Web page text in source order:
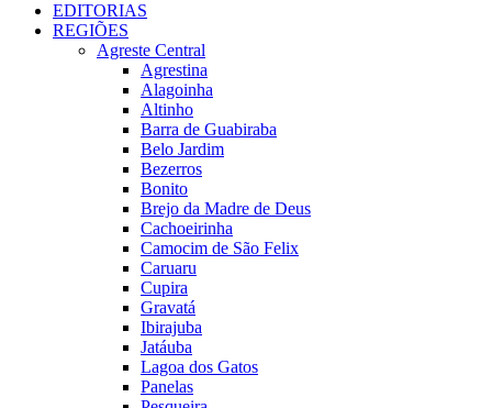
EDITORIAS
REGIÕES
Agreste Central
Agrestina
Alagoinha
Altinho
Barra de Guabiraba
Belo Jardim
Bezerros
Bonito
Brejo da Madre de Deus
Cachoeirinha
Camocim de São Felix
Caruaru
Cupira
Gravatá
Ibirajuba
Jatáuba
Lagoa dos Gatos
Panelas